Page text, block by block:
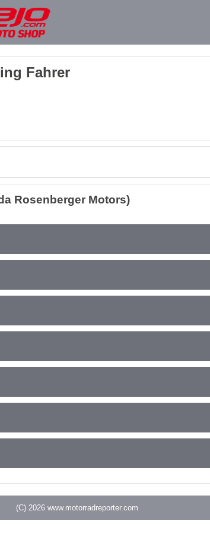
Fahrer
Rosenberger Motors)
(C) 2026 www.motorradreporter.com